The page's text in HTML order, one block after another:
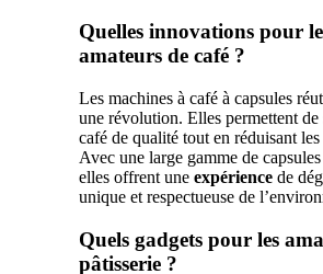
Quelles innovations pour
amateurs de café ?
Les machines à café à capsules
une révolution. Elles permettent de
café de qualité tout en réduisant les
Avec une large gamme de
elles offrent une expérience de
unique et respectueuse de
Quels gadgets pour les
pâtisserie ?